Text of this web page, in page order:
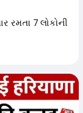
રમતા 7 લોકોની